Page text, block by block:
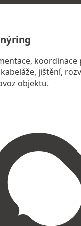
koordinace
jištění,
objektu.